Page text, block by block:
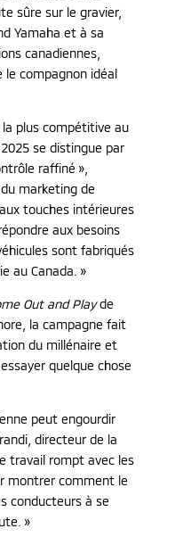
sûre sur le gravier,
Yamaha et à sa
canadiennes,
le compagnon idéal
la plus compétitive au
se distingue par
raffiné »,
marketing de
touches intérieures
aux besoins
sont fabriqués
au Canada. »
Out and Playde
la campagne fait
du millénaire et
quelque chose
peut engourdir
directeur de la
travail rompt avec les
montrer comment le
conducteurs à se
»